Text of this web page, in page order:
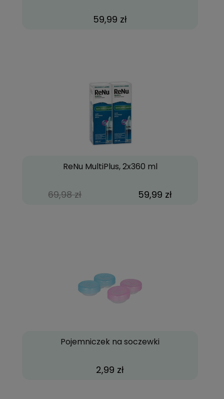
59,99 zł
ReNu MultiPlus, 2x360 ml
69,98 zł 59,99 zł
Pojemniczek na soczewki
2,99 zł